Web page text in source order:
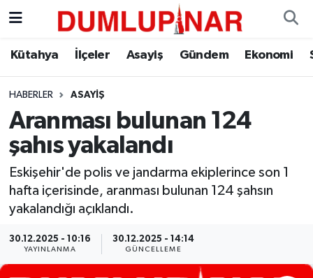
Kütahya İlçeler Asayiş Gündem Ekonomi
HABERLER ASAYIŞ
Aranması bulunan 124
şahıs yakalandı
Eskişehir'de polis ve jandarma ekiplerince son 1
hafta içerisinde, aranması bulunan 124 şahsın
yakalandığı açıklandı.
30.12.2025 - 10:16
YAYINLANMA
30.12.2025 - 14:14
GÜNCELLEME
Asayiş
Diğer
Dünya
Eğitim
Ekonomi
Emlak
Kütahya Hava Durumu
Kütahya Trafik Yoğunluk Haritası
Süper Lig Puan Durumu ve Fikstür
Tüm Manşetler
Son Dakika Haberleri